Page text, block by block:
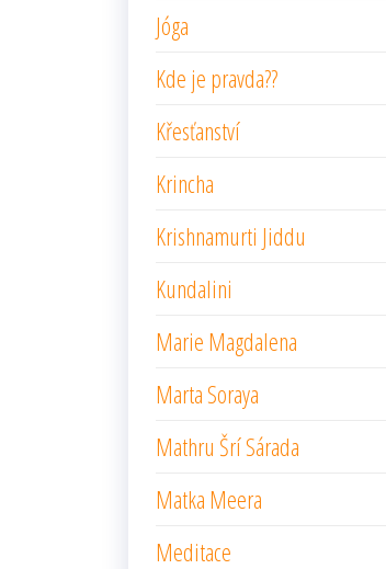
Jóga
Kde je pravda??
Křesťanství
Krincha
Krishnamurti Jiddu
Kundalini
Marie Magdalena
Marta Soraya
Mathru Šrí Sárada
Matka Meera
Meditace